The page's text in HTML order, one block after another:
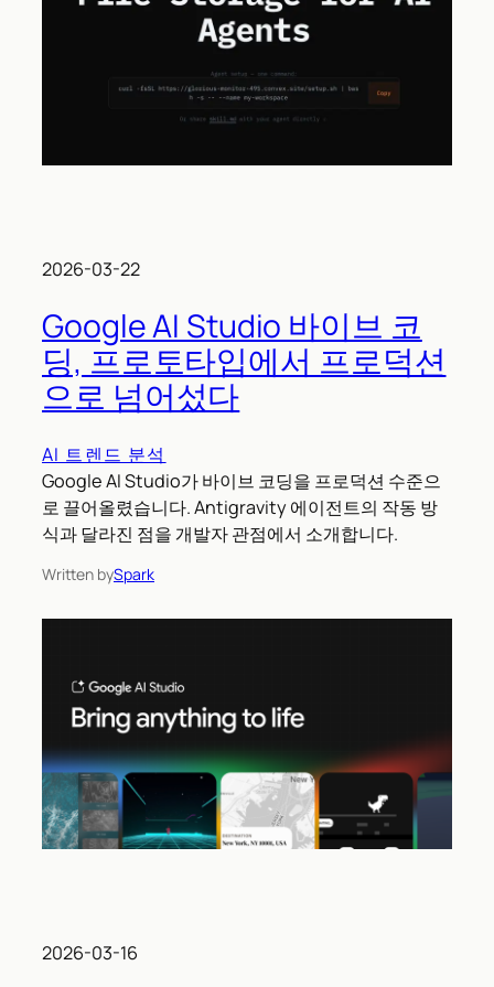
2026-03-22
Google AI Studio 바이브 코
딩, 프로토타입에서 프로덕션
으로 넘어섰다
AI 트렌드 분석
Google AI Studio가 바이브 코딩을 프로덕션 수준으
로 끌어올렸습니다. Antigravity 에이전트의 작동 방
식과 달라진 점을 개발자 관점에서 소개합니다.
Written bySpark
2026-03-16